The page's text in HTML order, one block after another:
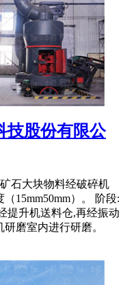
技股份有限公
石大块物料经破碎机
15mm50mm）。 阶段:
提升机送料仓,再经振动
磨室内进行研磨。